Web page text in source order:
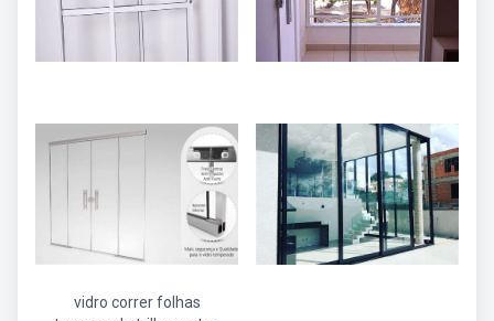
vidro correr folhas